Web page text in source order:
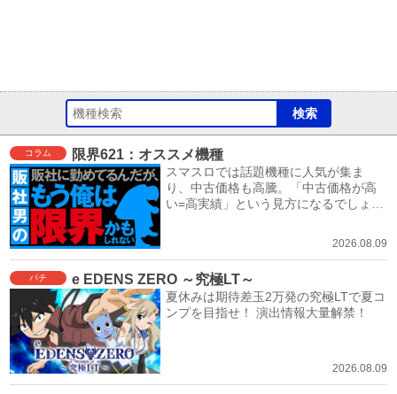
コラム 限界621：オススメ機種
スマスロでは話題機種に人気が集ま
り、中古価格も高騰。「中古価格が高
い=高実績」という見方になるでしょ
2026.08.09
パチ e EDENS ZERO ～究極LT～
夏休みは期待差玉2万発の究極LTで夏コ
ンプを目指せ！ 演出情報大量解禁！
2026.08.09